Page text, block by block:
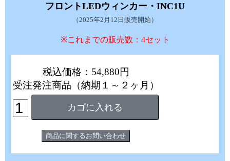
フロントLEDウィンカー・INC1U
（2025年2月12日販売開始）
※これまでの販売数：4セット
税込価格：54,880円
受注発注商品（納期１～２ヶ月）